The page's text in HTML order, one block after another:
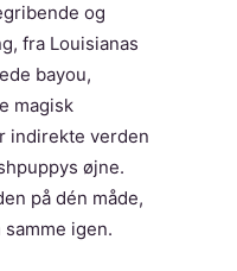
og
fra Louisianas
bayou,
magisk
indirekte verden
øjne.
på dén måde,
igen.